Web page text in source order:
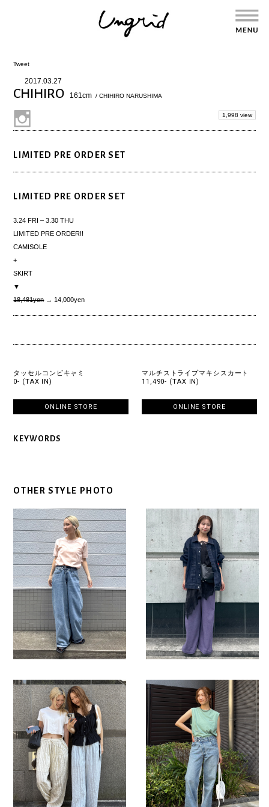
Tweet
2017.03.27
CHIHIRO 161cm / CHIHIRO NARUSHIMA
1,998 view
LIMITED PRE ORDER SET
LIMITED PRE ORDER SET
3.24 FRI – 3.30 THU
LIMITED PRE ORDER!!
CAMISOLE
+
SKIRT
▼
18,481yen→ 14,000yen
タッセルコンビキャミ
0- (TAX IN)
ONLINE STORE
マルチストライプマキシスカート
11,490- (TAX IN)
ONLINE STORE
KEYWORDS
OTHER STYLE PHOTO